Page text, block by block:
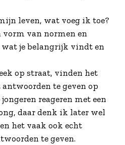
leven, wat voeg ik toe?
vorm van normen en
wat je belangrijk vindt en
op straat, vinden het
te geven op
reageren met een
daar denk ik later wel
het vaak ook echt
te geven.